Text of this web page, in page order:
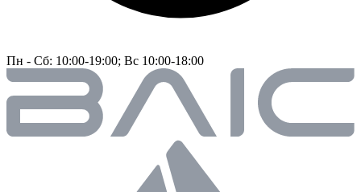
Пн - Сб: 10:00-19:00; Вс 10:00-18:00